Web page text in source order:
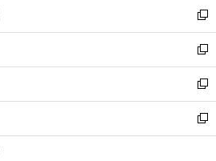
く
で
開
く
ド
ウ
で
開
く
ィ
ン
ド
ウ
で
開
く
い
ウ
ィ
ン
ド
ウ
で
開
新
し
い
ウ
ィ
ン
ド
ウ
新
し
い
ウ
ィ
ン
新
し
い
ウ
新
し